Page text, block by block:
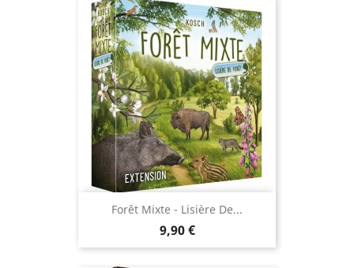
Forêt Mixte - Lisière De...
Prix
9,90 €